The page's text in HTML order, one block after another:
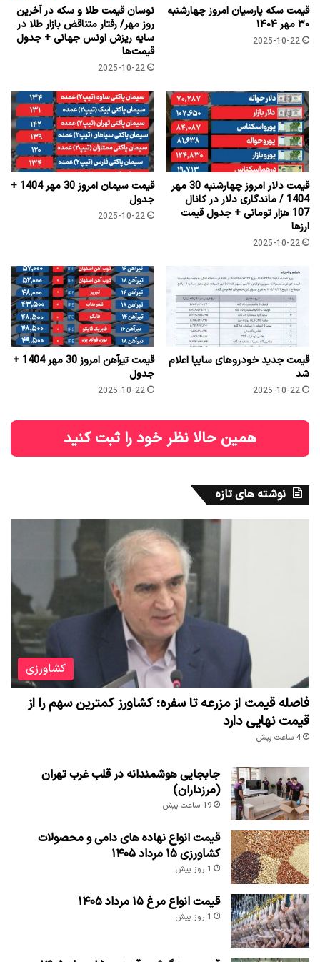
قیمت سکه پارسیان امروز چهارشنبه
۳۰ مهر ۱۴۰۴
2025-10-22
نوسان قیمت طلا و سکه در آخرین
روز مهر/ رفتار متناقض بازار طلا در
سایه ریزش اونس جهانی + جدول
قیمت‌ها
2025-10-22
قیمت دلار امروز چهارشنبه 30 مهر
1404 / ماندگاری دلار در کانال
107 هزار تومانی + جدول قیمت
ارزها
2025-10-22
قیمت سیمان امروز 30 مهر 1404 +
جدول
2025-10-22
قیمت جدید خودروهای سایپا اعلام
شد
2025-10-22
قیمت تیرآهن امروز 30 مهر 1404 +
جدول
2025-10-22
همین حالا نظر خود را ثبت کنید
نوشته های تازه
کشاورزی
فاصله قیمت از مزرعه تا سفره؛ کشاورز کمترین سهم را از
قیمت نهایی دارد
4 ساعت پیش
جابجایی هوشمندانه در قلب غرب تهران
(مرزداران)
19 ساعت پیش
قیمت انواع نهاده های دامی و محصولات
کشاورزی ۱۵ مرداد ۱۴۰۵
1 روز پیش
قیمت انواع مرغ ۱۵ مرداد ۱۴۰۵
1 روز پیش